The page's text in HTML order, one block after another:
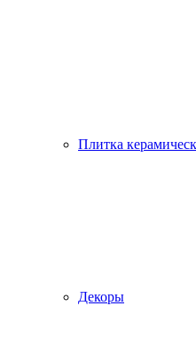
Плитка
Декоры